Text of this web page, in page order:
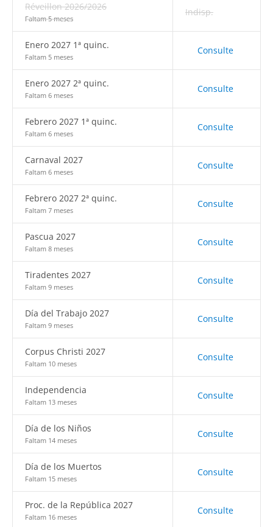
Réveillon 2026/2026
Faltam 5 meses
Indisp.
Enero 2027 1ª quinc.
Faltam 5 meses
Consulte
Enero 2027 2ª quinc.
Faltam 6 meses
Consulte
Febrero 2027 1ª quinc.
Faltam 6 meses
Consulte
Carnaval 2027
Faltam 6 meses
Consulte
Febrero 2027 2ª quinc.
Faltam 7 meses
Consulte
Pascua 2027
Faltam 8 meses
Consulte
Tiradentes 2027
Faltam 9 meses
Consulte
Día del Trabajo 2027
Faltam 9 meses
Consulte
Corpus Christi 2027
Faltam 10 meses
Consulte
Independencia
Faltam 13 meses
Consulte
Día de los Niños
Faltam 14 meses
Consulte
Día de los Muertos
Faltam 15 meses
Consulte
Proc. de la República 2027
Faltam 16 meses
Consulte